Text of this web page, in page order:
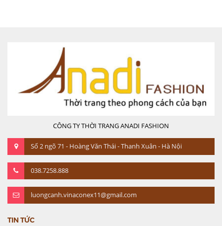
CÔNG TY THỜI TRANG ANADI FASHION
Số 2 ngõ 71 - Hoàng Văn Thái - Thanh Xuân - Hà Nội
038.7258.888
luongcanh.vinaconex11@gmail.com
TIN TỨC